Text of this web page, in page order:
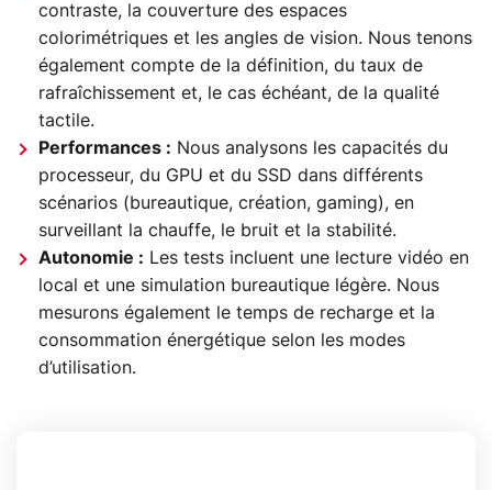
contraste, la couverture des espaces
colorimétriques et les angles de vision. Nous tenons
également compte de la définition, du taux de
rafraîchissement et, le cas échéant, de la qualité
tactile.
Performances : Nous analysons les capacités du
processeur, du GPU et du SSD dans différents
scénarios (bureautique, création, gaming), en
surveillant la chauffe, le bruit et la stabilité.
Autonomie : Les tests incluent une lecture vidéo en
local et une simulation bureautique légère. Nous
mesurons également le temps de recharge et la
consommation énergétique selon les modes
d’utilisation.